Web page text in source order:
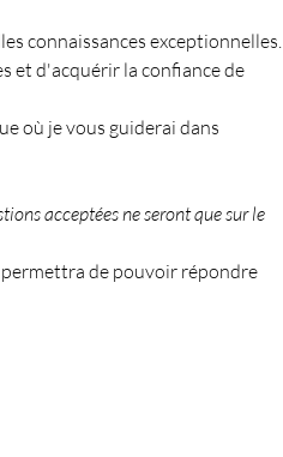
connaissances exceptionnelles.
et d'acquérir la confiance de
où je vous guiderai dans
acceptées ne seront que sur le
permettra de pouvoir répondre